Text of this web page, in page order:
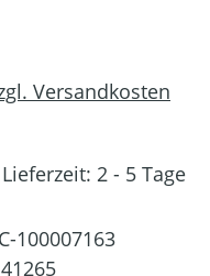
Versandkosten
2 - 5 Tage
100007163
41265